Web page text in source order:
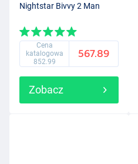
Nightstar Bivvy 2 Man
Cena
katalogowa
852.99
567.89
Zobacz